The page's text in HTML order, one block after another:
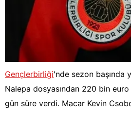
Gençlerbirliği'nde sezon başında
Nalepa dosyasından 220 bin
gün süre verdi. Macar Kevin